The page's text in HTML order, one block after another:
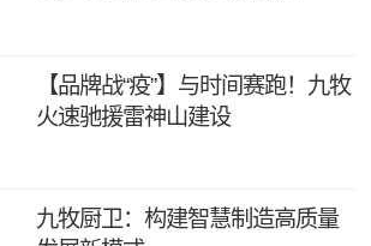
【品牌战“疫”】与时间赛跑！九牧
火速驰援雷神山建设
九牧厨卫：构建智慧制造高质量